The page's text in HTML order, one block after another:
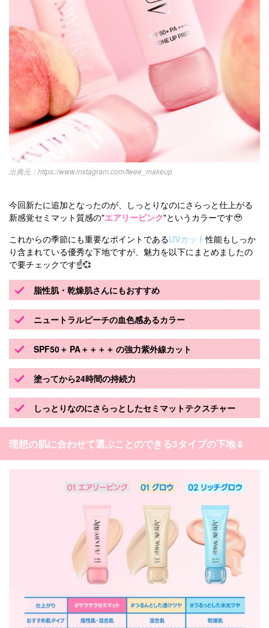
https://www.instagram.com/fwee_makeup
今回新たに追加となったのが、しっとりなのにさらっと仕上がる
新感覚セミマット質感の"エアリーピンク"というカラーです🥹
これからの季節にも重要なポイントであるUVカット性能もしっか
り含まれている優秀な下地ですが、魅力を以下にまとめましたの
で要チェックです☝️💞
脂性肌・乾燥肌さんにもおすすめ
ニュートラルピーチの血色感あるカラー
SPF50＋ PA＋＋＋＋ の強力紫外線カット
塗ってから24時間の持続力
しっとりなのにさらっとしたセミマットテクスチャー
理想の肌に合わせて選ぶことのできる3タイプの下地🌷